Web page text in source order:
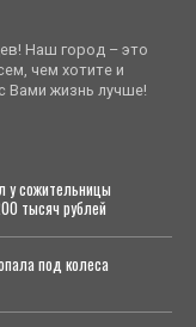
Наш город – это
чем хотите и
Вами жизнь лучше!
у сожительницы
тысяч рублей
под колеса